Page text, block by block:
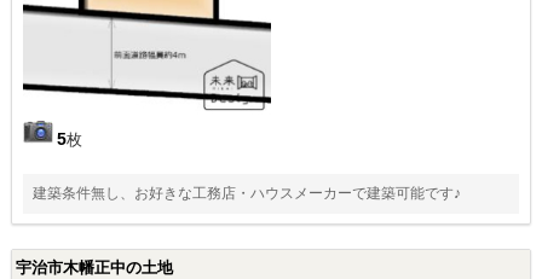
5枚
建築条件無し、お好きな工務店・ハウスメーカーで建築可能です♪
宇治市木幡正中の土地